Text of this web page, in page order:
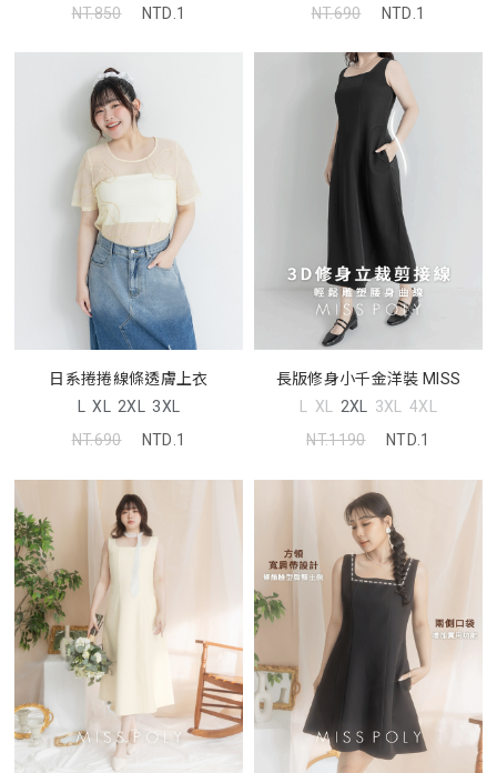
NT.850
NTD.1
NT.690
NTD.1
日系捲捲線條透膚上衣
L XL 2XL 3XL
NT.690
NTD.1
長版修身小千金洋裝 MISS
L XL 2XL 3XL 4XL
NT.1190
NTD.1